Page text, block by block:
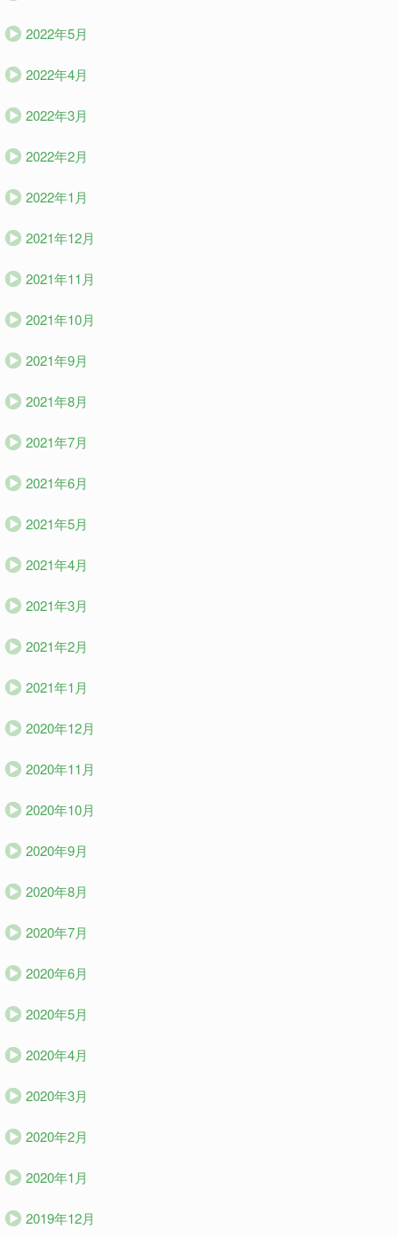
2022年5月
2022年4月
2022年3月
2022年2月
2022年1月
2021年12月
2021年11月
2021年10月
2021年9月
2021年8月
2021年7月
2021年6月
2021年5月
2021年4月
2021年3月
2021年2月
2021年1月
2020年12月
2020年11月
2020年10月
2020年9月
2020年8月
2020年7月
2020年6月
2020年5月
2020年4月
2020年3月
2020年2月
2020年1月
2019年12月